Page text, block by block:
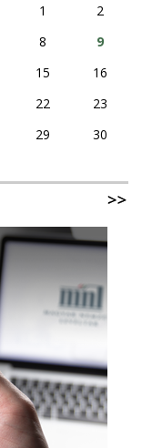
1
2
8
9
15
16
22
23
29
30